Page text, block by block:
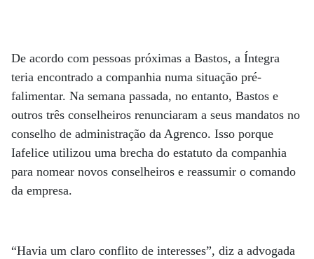
De acordo com pessoas próximas a Bastos, a Íntegra
teria encontrado a companhia numa situação pré-
falimentar. Na semana passada, no entanto, Bastos e
outros três conselheiros renunciaram a seus mandatos no
conselho de administração da Agrenco. Isso porque
Iafelice utilizou uma brecha do estatuto da companhia
para nomear novos conselheiros e reassumir o comando
da empresa.
“Havia um claro conflito de interesses”, diz a advogada